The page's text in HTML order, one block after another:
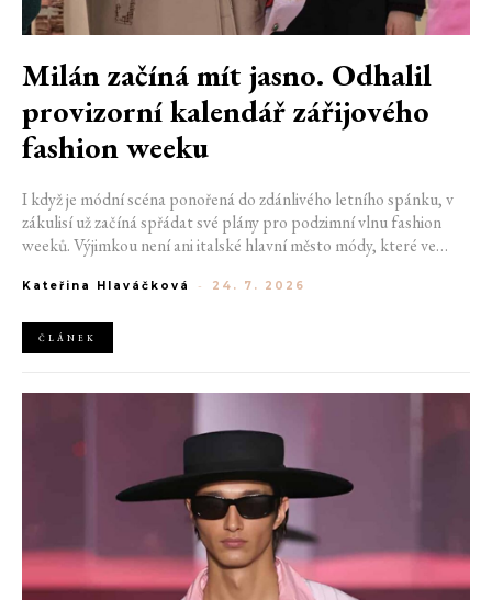
Milán začíná mít jasno. Odhalil
provizorní kalendář zářijového
fashion weeku
I když je módní scéna ponořená do zdánlivého letního spánku, v
zákulisí už začíná spřádat své plány pro podzimní vlnu fashion
weeků. Výjimkou není ani italské hlavní město módy, které ve
22. do 28. září přivítá tradiční jména, pozornost však zaměří
Moschino.
Kateřina Hlaváčková - 24. 7. 2026
ČLÁNEK